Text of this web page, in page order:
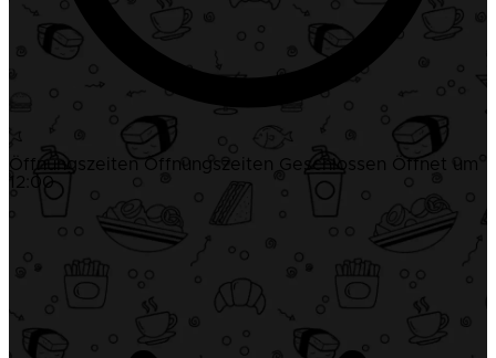
Öffnungszeiten Öffnungszeiten Geschlossen Öffnet um
12:00